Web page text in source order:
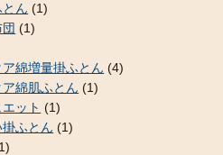
ん (1)
(1)
綿増量掛ふとん (4)
綿肌ふとん (1)
ット (1)
ふとん (1)